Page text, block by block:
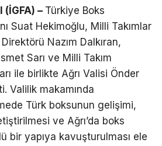
(İGFA) – Türkiye Boks
Suat Hekimoğlu, Milli Takımlar
Nazım Dalkıran,
Sarı ve Milli Takım
ile birlikte Ağrı Valisi Önder
Valilik makamında
Türk boksunun gelişimi,
ve Ağrı’da boks
bir yapıya kavuşturulması ele